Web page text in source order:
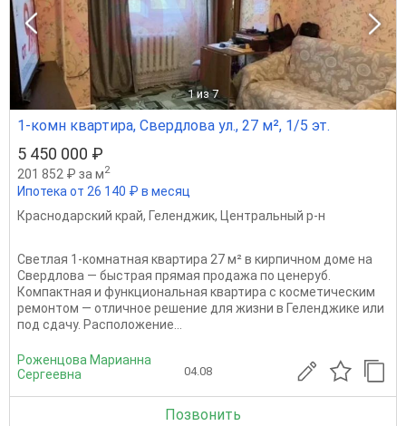
1 из 7
1-комн квартира, Свердлова ул., 27 м², 1/5 эт.
5 450 000 ₽
201 852 ₽ за м2
Ипотека от 26 140 ₽ в месяц
Краснодарский край, Геленджик, Центральный р-н
Светлая 1‑комнатная квартира 27 м² в кирпичном доме на
Свердлова — быстрая прямая продажа по ценеруб.
Компактная и функциональная квартира с косметическим
ремонтом — отличное решение для жизни в Геленджике или
под сдачу. Расположение...
Роженцова Марианна
Сергеевна
04.08
Позвонить